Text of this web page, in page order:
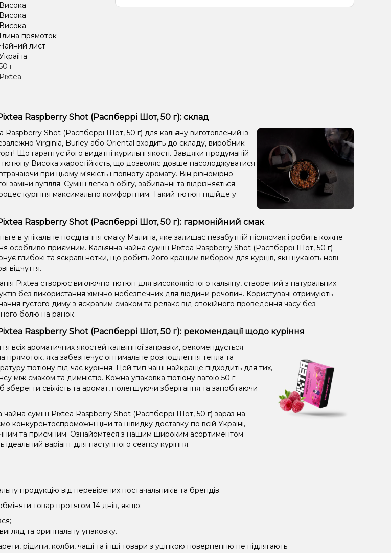
Висока
Висока
Висока
Глина прямоток
Чайний лист
г
Pixtea
Raspberry Shot (Распберрі Шот, 50 г): склад
Raspberry Shot (Распберрі Шот, 50 г) для кальяну виготовлений із
Virginia, Burley або Oriental входить до складу, виробник
Що гарантує його видатні курильні якості. Завдяки продуманій
тютюну Висока жаростійкість, що дозволяє довше насолоджуватися
при цьому м'якість і повноту аромату. Він рівномірно
заміни вугілля. Суміш легка в обігу, забиванні та відрізняється
куріння максимально комфортним. Такий тютюн підійде у
Raspberry Shot (Распберрі Шот, 50 г): гармонійний смак
в унікальне поєднання смаку Малина, яке залишає незабутній післясмак і робить кожне
особливо приємним. Кальянна чайна суміш Pixtea Raspberry Shot (Распберрі Шот, 50 г)
глибокі та яскраві нотки, що робить його кращим вибором для курців, які шукають нові
відчуття.
Pixtea створює виключно тютюн для високоякісного кальяну, створений з натуральних
без використання хімічно небезпечних для людини речовин. Користувачі отримують
густого диму з яскравим смаком та релакс від спокійного проведення часу без
болю на ранок.
Raspberry Shot (Распберрі Шот, 50 г): рекомендації щодо куріння
всіх ароматичних якостей кальянної заправки, рекомендується
прямоток, яка забезпечує оптимальне розподілення тепла та
тютюну під час куріння. Цей тип чаші найкраще підходить для тих,
між смаком та димністю. Кожна упаковка тютюну вагою 50 г
свіжість та аромат, полегшуючи зберігання та запобігаючи
суміш Pixtea Raspberry Shot (Распберрі Шот, 50 г) зараз на
конкурентоспроможні ціни та швидку доставку по всій Україні,
та приємним. Ознайомтеся з нашим широким асортиментом
ідеальний варіант для наступного сеансу куріння.
продукцію від перевірених постачальників та брендів.
товар протягом 14 днів, якщо:
та оригінальну упаковку.
рідини, колби, чаші та інші товари з уцінкою поверненню не підлягають.